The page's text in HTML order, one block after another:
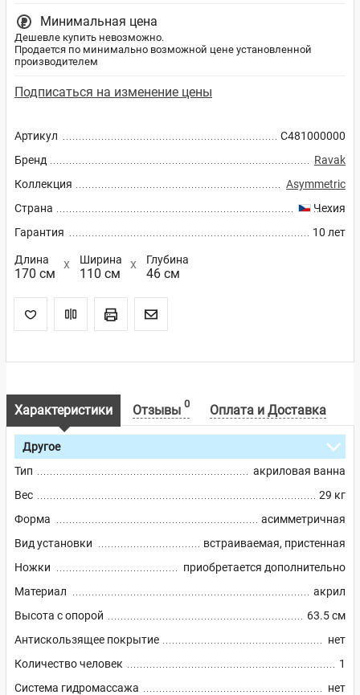
Артикул
C481000000
Бренд
Ravak
Коллекция
Asymmetric
Страна
Чехия
Гарантия
10 лет
Длина
170 см
Ширина
110 см
Глубина
46 см
Минимальная цена
Дешевле купить невозможно.
Продается по минимально возможной цене установленной
производителем
Подписаться на изменение цены
Характеристики Отзывы 0 Оплата и Доставка
Другое
Тип
акриловая ванна
Вес
29 кг
Форма
асимметричная
Вид установки
встраиваемая, пристенная
Ножки
приобретается дополнительно
Материал
акрил
Высота с опорой
63.5 см
Антискользящее покрытие
нет
Количество человек
1
Система гидромассажа
нет